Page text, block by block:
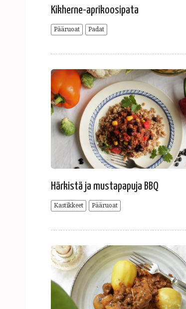
Kikherne-aprikoosipata
Pääruoat Padat
Härkistä ja mustapapuja BBQ
Kastikkeet Pääruoat